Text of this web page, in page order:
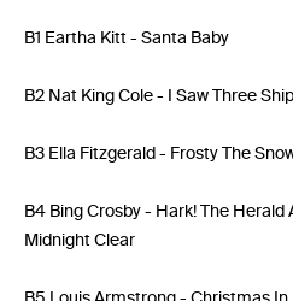
B1 Eartha Kitt - Santa Baby
B2 Nat King Cole - I Saw Three
B3 Ella Fitzgerald - Frosty The
B4 Bing Crosby - Hark! The
Midnight Clear